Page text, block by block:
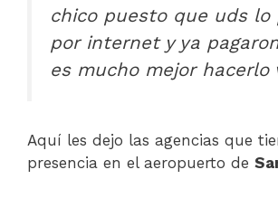
chico puesto que uds lo
por internet y ya
es mucho mejor hacerlo
Aquí les dejo las agencias que
presencia en el aeropuerto de